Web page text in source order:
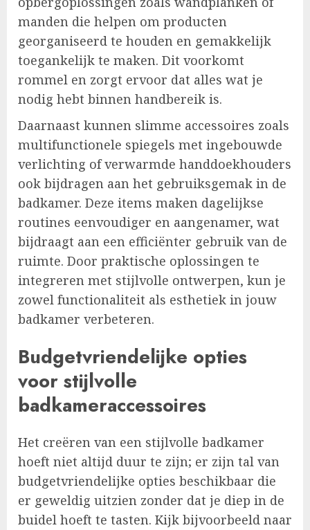
manden die helpen om producten
georganiseerd te houden en gemakkelijk
toegankelijk te maken. Dit voorkomt
rommel en zorgt ervoor dat alles wat je
nodig hebt binnen handbereik is.
Daarnaast kunnen slimme accessoires zoals
multifunctionele spiegels met ingebouwde
verlichting of verwarmde handdoekhouders
ook bijdragen aan het gebruiksgemak in de
badkamer. Deze items maken dagelijkse
routines eenvoudiger en aangenamer, wat
bijdraagt aan een efficiënter gebruik van de
ruimte. Door praktische oplossingen te
integreren met stijlvolle ontwerpen, kun je
zowel functionaliteit als esthetiek in jouw
badkamer verbeteren.
Budgetvriendelijke opties
voor stijlvolle
badkameraccessoires
Het creëren van een stijlvolle badkamer
hoeft niet altijd duur te zijn; er zijn tal van
budgetvriendelijke opties beschikbaar die
er geweldig uitzien zonder dat je diep in de
buidel hoeft te tasten. Kijk bijvoorbeeld naar